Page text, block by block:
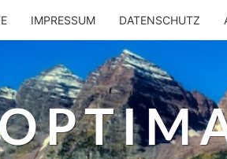
IMPRESSUM DATENSCHUTZ